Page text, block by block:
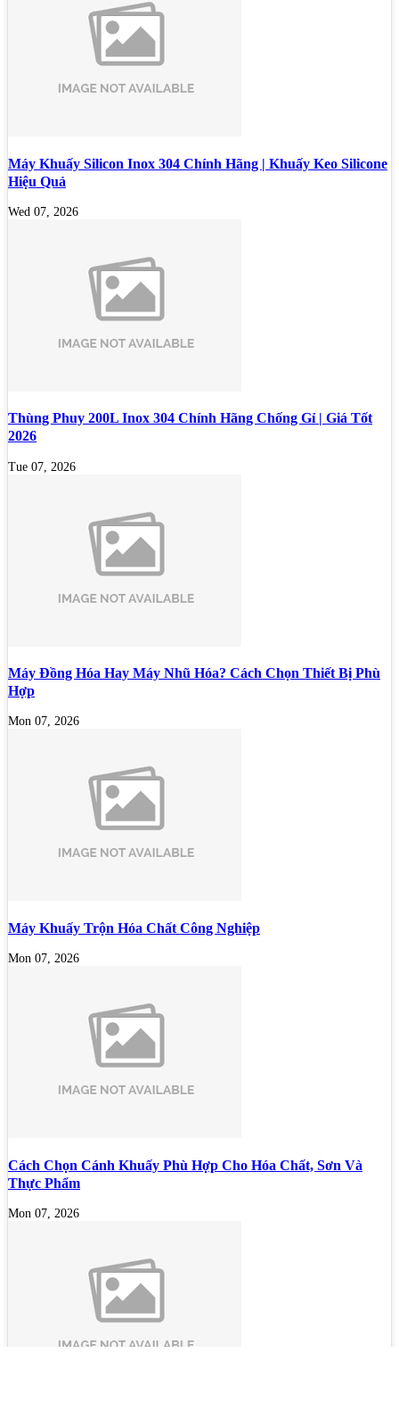
Máy Khuấy Silicon Inox 304 Chính Hãng | Khuấy Keo Silicone
Hiệu Quả
Wed 07, 2026
Thùng Phuy 200L Inox 304 Chính Hãng Chống Gỉ | Giá Tốt
2026
Tue 07, 2026
Máy Đồng Hóa Hay Máy Nhũ Hóa? Cách Chọn Thiết Bị Phù
Hợp
Mon 07, 2026
Máy Khuấy Trộn Hóa Chất Công Nghiệp
Mon 07, 2026
Cách Chọn Cánh Khuấy Phù Hợp Cho Hóa Chất, Sơn Và
Thực Phẩm
Mon 07, 2026